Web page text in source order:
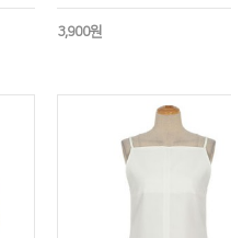
3,900원